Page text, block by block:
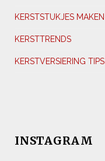
KERSTSTUKJES MAKEN
KERSTTRENDS
KERSTVERSIERING TIPS
INSTAGRAM